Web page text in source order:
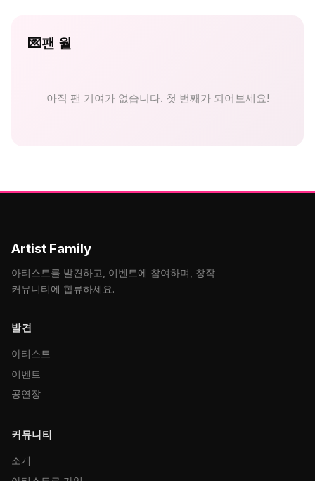
💌팬 월
아직 팬 기여가 없습니다. 첫 번째가 되어보세요!
Artist Family
아티스트를 발견하고, 이벤트에 참여하며, 창작
커뮤니티에 합류하세요.
발견
아티스트
이벤트
공연장
커뮤니티
소개